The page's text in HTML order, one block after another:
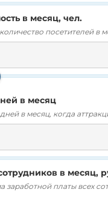
в месяц, чел.
посетителей в
в месяц
в месяц, когда
в месяц,
заработной платы всех